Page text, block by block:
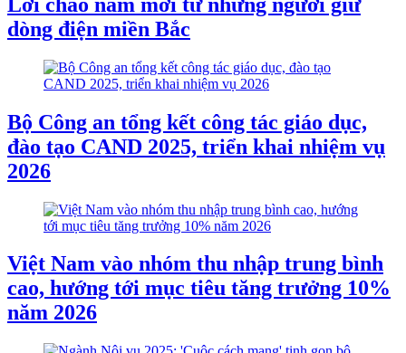
dòng điện miền Bắc
Bộ Công an tổng kết công tác giáo dục,
đào tạo CAND 2025, triển khai nhiệm vụ
2026
Việt Nam vào nhóm thu nhập trung bình
cao, hướng tới mục tiêu tăng trưởng 10%
năm 2026